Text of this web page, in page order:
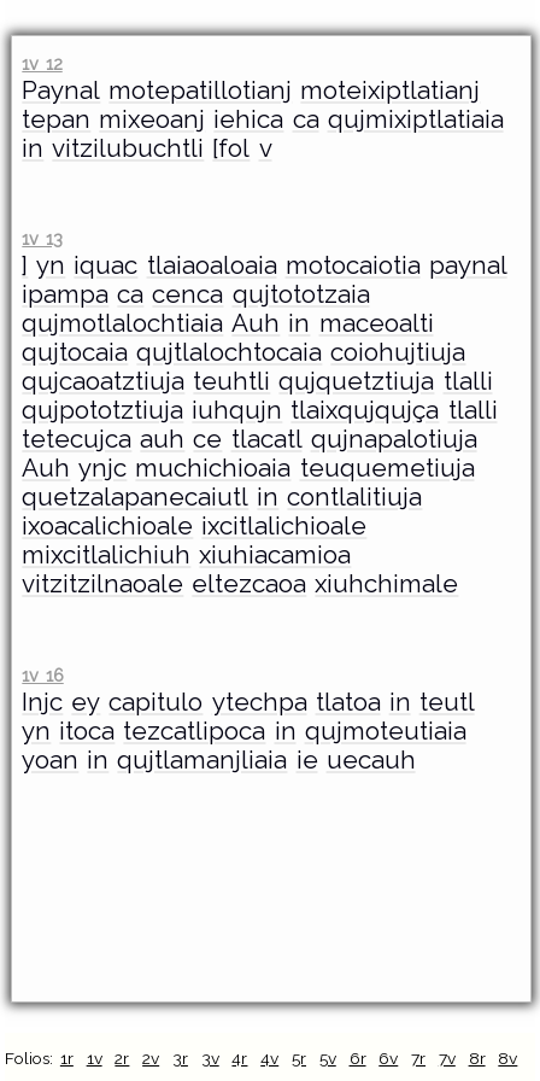
1v 12
Paynal motepatillotianj moteixiptlatianj
tepan mixeoanj iehica ca qujmixiptlatiaia
in vitzilubuchtli [fol v
1v 13
] yn iquac tlaiaoaloaia motocaiotia paynal
ipampa ca cenca qujtototzaia
qujmotlalochtiaia Auh in maceoalti
qujtocaia qujtlalochtocaia coiohujtiuja
qujcaoatztiuja teuhtli qujquetztiuja tlalli
qujpototztiuja iuhqujn tlaixqujqujça tlalli
tetecujca auh ce tlacatl qujnapalotiuja
Auh ynjc muchichioaia teuquemetiuja
quetzalapanecaiutl in contlalitiuja
ixoacalichioale ixcitlalichioale
mixcitlalichiuh xiuhiacamioa
vitzitzilnaoale eltezcaoa xiuhchimale
1v 16
Injc ey capitulo ytechpa tlatoa in teutl
yn itoca tezcatlipoca in qujmoteutiaia
yoan in qujtlamanjliaia ie uecauh
Folios: 1r 1v 2r 2v 3r 3v 4r 4v 5r 5v 6r 6v 7r 7v 8r 8v